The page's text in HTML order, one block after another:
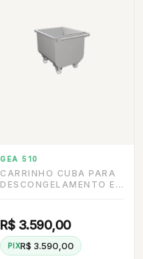
GEA 510
CARRINHO CUBA PARA
DESCONGELAMENTO EM
R$ 3.590,00
PIXR$ 3.590,00